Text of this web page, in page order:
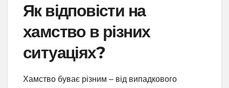
Як відповісти на
хамство в різних
ситуаціях?
Хамство буває різним – від випадкового